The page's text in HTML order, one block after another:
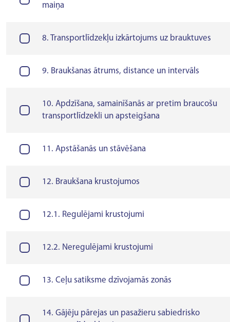
maiņa
8. Transportlīdzekļu izkārtojums uz brauktuves
9. Braukšanas ātrums, distance un intervāls
10. Apdzīšana, samainīšanās ar pretim braucošu
transportlīdzekli un apsteigšana
11. Apstāšanās un stāvēšana
12. Braukšana krustojumos
12.1. Regulējami krustojumi
12.2. Neregulējami krustojumi
13. Ceļu satiksme dzīvojamās zonās
14. Gājēju pārejas un pasažieru sabiedrisko